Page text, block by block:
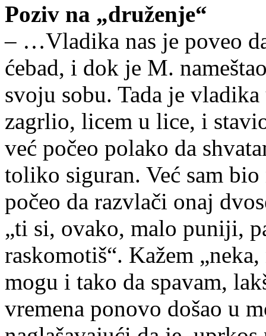
Poziv na „druženje“
– …Vladika nas je poveo
ćebad, i dok je M.
svoju sobu. Tada je
zagrlio, licem u lice, i
već počeo polako da
toliko siguran. Već sam
počeo da razvlači onaj
„ti si, ovako, malo puniji,
raskomotiš“. Kažem
mogu i tako da spavam,
vremena ponovo došao u